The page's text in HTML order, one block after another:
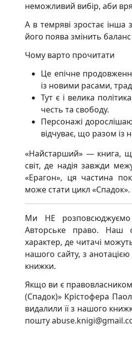
неможливий вибір, аби
А в темряві зростає інша
його поява змінить баланс
Чому варто прочитати
Це епічне
із новими расами,
Тут є і велика
честь та свободу.
Персонажі
відчуває, що разом із
«Найстарший» — книга,
світ, де надія завжди
«Ерагон», ця частина
може стати цикл «Спадок».
Ми НЕ
Авторське право. Наш
характер, де читачі
нашого сайту, з
книжки.
Якщо ви є
(Спадок)» Крістофера
видалили її з нашого
пошту